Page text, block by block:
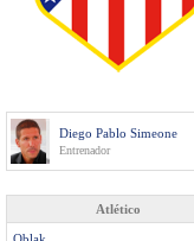
Diego Pablo Simeone
Entrenador
Atlético